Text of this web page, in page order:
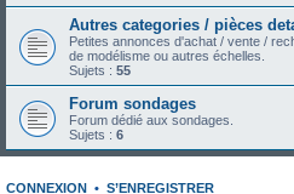
Autres categories / pièces
Petites annonces d'achat / vente /
de modélisme ou autres échelles.
Sujets : 55
Forum sondages
Forum dédié aux sondages.
Sujets : 6
CONNEXION • S’ENREGISTRER